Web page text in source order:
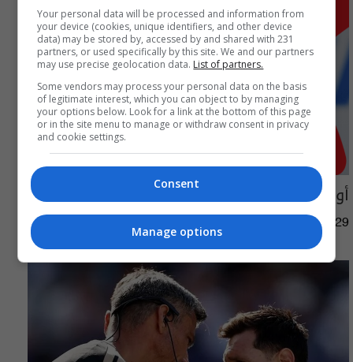
أوروبا تهدد بمقاطعة كأس العالم
09:19 | 2026-07-29
Your personal data will be processed and information from
your device (cookies, unique identifiers, and other device
data) may be stored by, accessed by and shared with 231
partners, or used specifically by this site. We and our partners
may use precise geolocation data. List of partners.
Some vendors may process your personal data on the basis
of legitimate interest, which you can object to by managing
your options below. Look for a link at the bottom of this page
or in the site menu to manage or withdraw consent in privacy
and cookie settings.
Consent
Manage options